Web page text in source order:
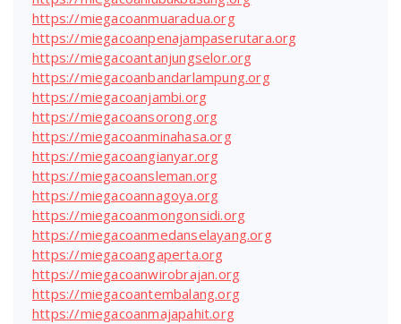
https://miegacoanmuaradua.org
https://miegacoanpenajampaserutara.org
https://miegacoantanjungselor.org
https://miegacoanbandarlampung.org
https://miegacoanjambi.org
https://miegacoansorong.org
https://miegacoanminahasa.org
https://miegacoangianyar.org
https://miegacoansleman.org
https://miegacoannagoya.org
https://miegacoanmongonsidi.org
https://miegacoanmedanselayang.org
https://miegacoangaperta.org
https://miegacoanwirobrajan.org
https://miegacoantembalang.org
https://miegacoanmajapahit.org